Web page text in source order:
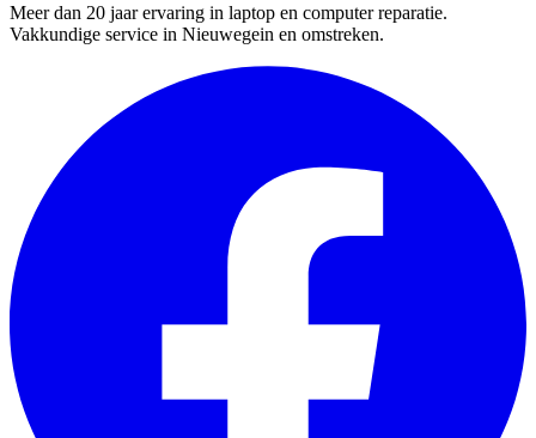
Meer dan 20 jaar ervaring in laptop en computer reparatie.
Vakkundige service in Nieuwegein en omstreken.